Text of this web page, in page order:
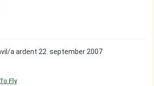
aardent 22. september 2007
Fly